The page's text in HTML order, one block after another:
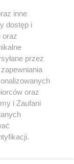
powielany i
sposób (w
polu
w
użycie lub
prawa,
kary i może być
inne
dostęp i
oraz
przez
oraz
i Zaufani